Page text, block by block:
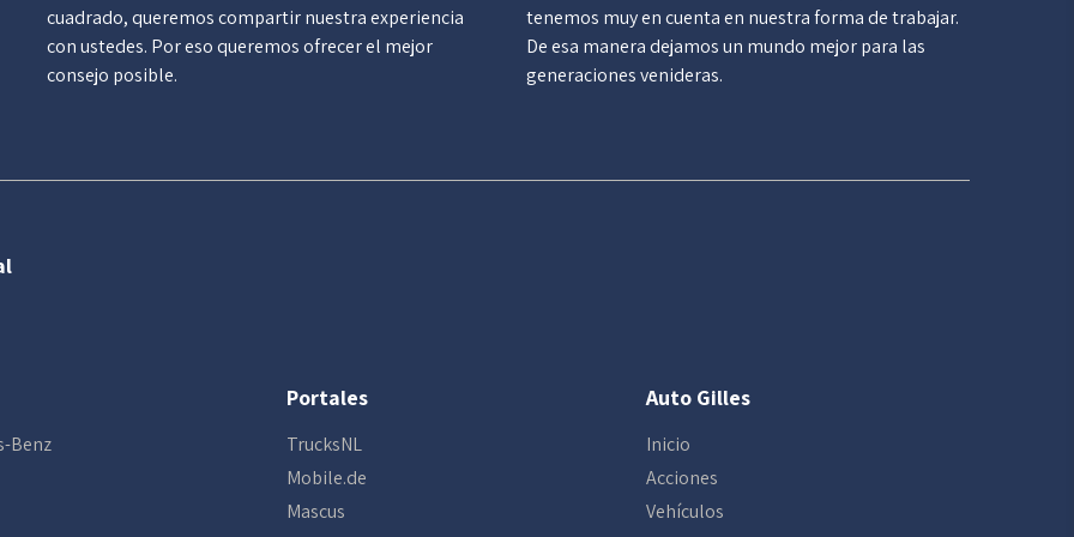
cuadrado, queremos compartir nuestra experiencia
con ustedes. Por eso queremos ofrecer el mejor
consejo posible.
tenemos muy en cuenta en nuestra forma de trabajar.
De esa manera dejamos un mundo mejor para las
generaciones venideras.
Benz
Portales
TrucksNL
Mobile.de
Mascus
Auto Gilles
Inicio
Acciones
Vehículos